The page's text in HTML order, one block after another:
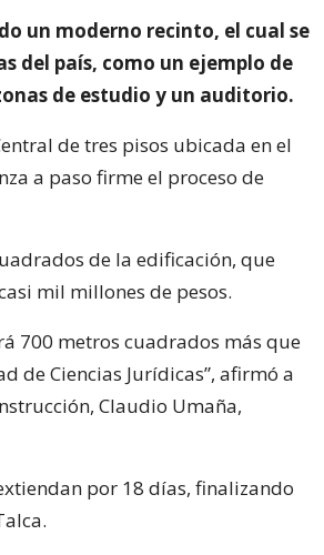
un moderno recinto, el cual se
del país, como un ejemplo de
de estudio y un auditorio.
de tres pisos ubicada en el
a paso firme el proceso de
de la edificación, que
mil millones de pesos.
700 metros cuadrados más que
de Ciencias Jurídicas”, afirmó a
Claudio Umaña,
por 18 días, finalizando